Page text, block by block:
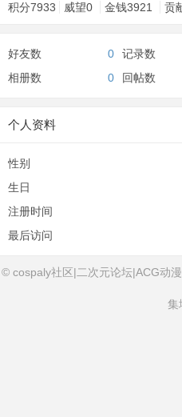
积分7933 威望0 金钱3921 贡
好友数 0 记录数
相册数
0 回帖数
个人资料
性别
生日
注册时间
最后访问
© cospaly社区|二次元论坛|ACG动
集